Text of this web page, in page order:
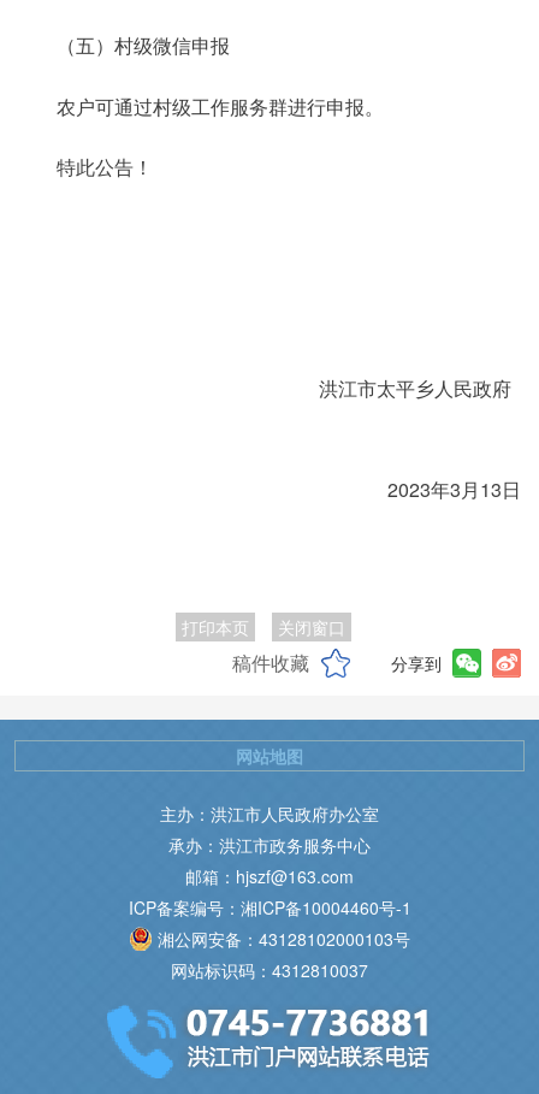
（五）村级微信申报
农户可通过村级工作服务群进行申报。
特此公告！
洪江市太平乡人民政府
2023年3月13日
打印本页 关闭窗口
稿件收藏 分享到
主办：洪江市人民政府办公室
承办：洪江市政务服务中心
邮箱：hjszf@163.com
ICP备案编号：湘ICP备10004460号-1
湘公网安备：43128102000103号
网站标识码：4312810037
网站地图